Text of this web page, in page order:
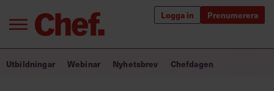
Logga in Prenumerera
Bra ledare förändrar världen
Utbildningar Webinar Nyhetsbrev Chefdagen